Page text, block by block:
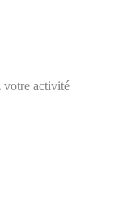
votre activité